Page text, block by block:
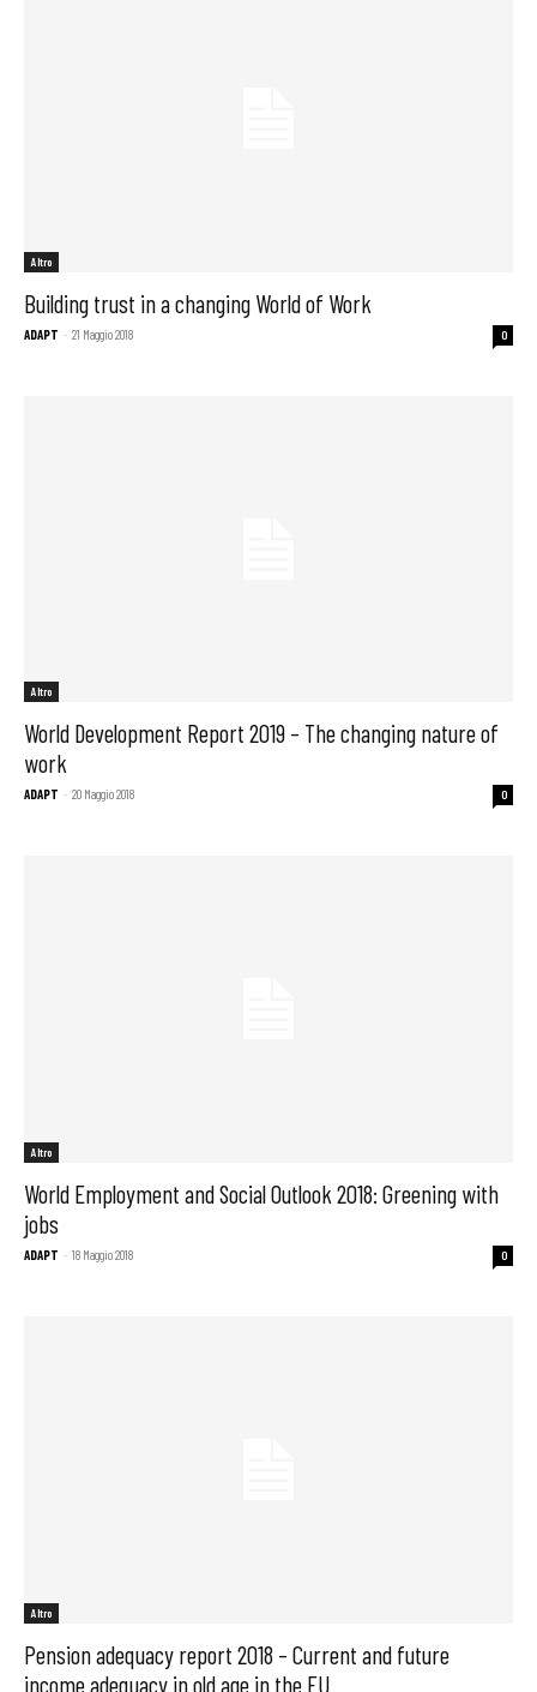
Altro
Building trust in a changing World of Work
ADAPT - 21 Maggio 2018 0
Altro
World Development Report 2019 – The changing nature of
work
ADAPT - 20 Maggio 2018 0
Altro
World Employment and Social Outlook 2018: Greening with
jobs
ADAPT - 18 Maggio 2018 0
Altro
Pension adequacy report 2018 – Current and future
income adequacy in old age in the EU